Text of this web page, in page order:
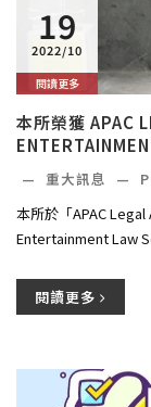
19
2022/10
閱讀更多
本所榮獲 APAC
— 重大訊息 —
本所於「APAC
Entertainment Law
閱讀更多